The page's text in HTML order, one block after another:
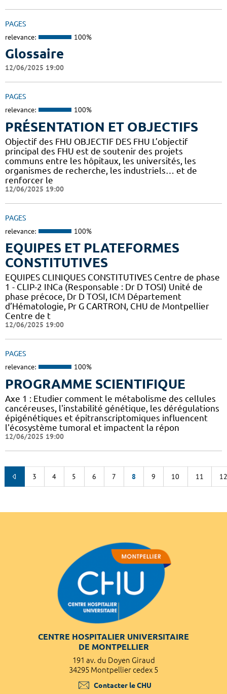
PAGES
relevance: 100%
Glossaire
12/06/2025 19:00
PAGES
relevance: 100%
PRÉSENTATION ET OBJECTIFS
Objectif des FHU OBJECTIF DES FHU L’objectif
principal des FHU est de soutenir des projets
communs entre les hôpitaux, les universités, les
organismes de recherche, les industriels… et de
renforcer le
12/06/2025 19:00
PAGES
relevance: 100%
EQUIPES ET PLATEFORMES
CONSTITUTIVES
EQUIPES CLINIQUES CONSTITUTIVES Centre de phase
1 - CLIP-2 INCa (Responsable : Dr D TOSI) Unité de
phase précoce, Dr D TOSI, ICM Département
d’Hématologie, Pr G CARTRON, CHU de Montpellier
Centre de t
12/06/2025 19:00
PAGES
relevance: 100%
PROGRAMME SCIENTIFIQUE
Axe 1 : Etudier comment le métabolisme des cellules
cancéreuses, l'instabilité génétique, les dérégulations
épigénétiques et épitranscriptomiques influencent
l'écosystème tumoral et impactent la répon
12/06/2025 19:00
3 4 5 6 7 8 9 10 11 12
CENTRE HOSPITALIER UNIVERSITAIRE
DE MONTPELLIER
191 av. du Doyen Giraud
34295 Montpellier cedex 5
Contacter le CHU